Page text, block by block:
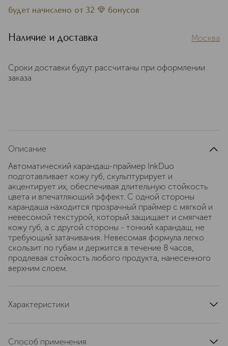
будет начислено от 32 бонусов
Наличие и доставка Москва
Сроки доставки будут рассчитаны при оформлении
заказа
Описание
Автоматический карандаш-праймер InkDuo
подготавливает кожу губ, скульптурирует и
акцентирует их, обеспечивая длительную стойкость
цвета и впечатляющий эффект. С одной стороны
карандаша находится прозрачный праймер с мягкой и
невесомой текстурой, который защищает и смягчает
кожу губ, а с другой стороны - тонкий карандаш, не
требующий затачивания. Невесомая формула легко
скользит по губам и держится в течение 8 часов,
продлевая стойкость любого продукта, нанесенного
верхним слоем.
Характеристики
артикул
Способ применения